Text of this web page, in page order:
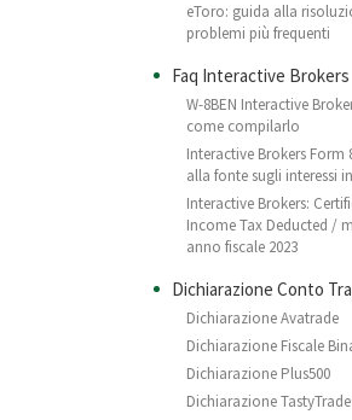
eToro: guida alla
problemi più frequenti
Faq Interactive Brokers
W-8BEN Interactive
come compilarlo
Interactive Brokers Form
alla fonte sugli interessi
Interactive Brokers:
Income Tax Deducted /
anno fiscale 2023
Dichiarazione Conto
Dichiarazione Avatrade
Dichiarazione Fiscale
Dichiarazione Plus500
Dichiarazione TastyTrade